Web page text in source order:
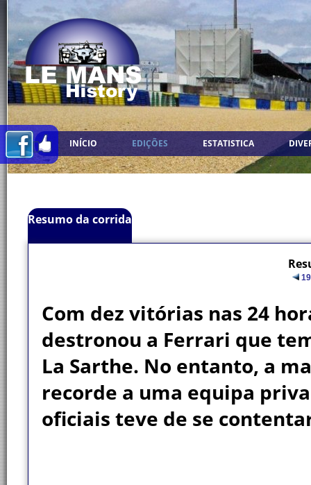
INÍCIO EDIÇÕES ESTATISTICA
Resumo da corrida
Com dez vitórias nas 24
destronou a Ferrari que
La Sarthe. No entanto, a
recorde a uma equipa
oficiais teve de se